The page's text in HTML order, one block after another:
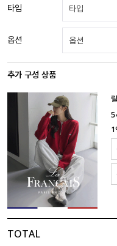
타입 타입
옵션 옵션
추가 구성 상품
TOTAL